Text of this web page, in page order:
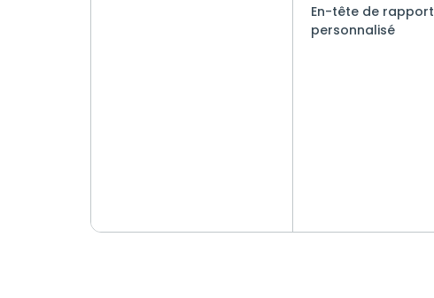
En-tête de rapport
personnalisé